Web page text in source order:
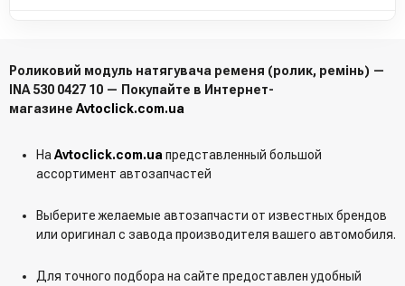
Роликовий модуль натягувача ременя (ролик, ремінь) —
INA 530 0427 10 — Покупайте в Интернет-
магазине Avtoclick.com.ua
На Avtoclick.com.ua представленный большой
ассортимент автозапчастей
Выберите желаемые автозапчасти от известных брендов
или оригинал с завода производителя вашего автомобиля.
Для точного подбора на сайте предоставлен удобный